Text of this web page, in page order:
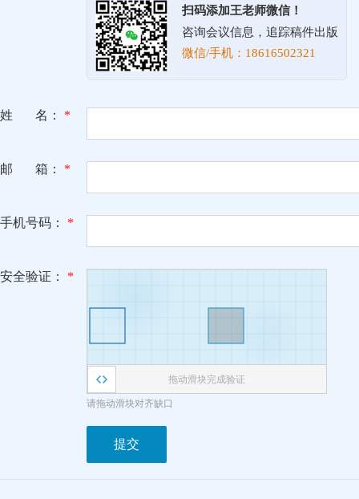
扫码添加王老师微信！
咨询会议信息，追踪稿件出版
微信/手机：18616502321
姓 名： *
邮 箱： *
手机号码： *
安全验证： *
拖动滑块完成验证
请拖动滑块对齐缺口
提交